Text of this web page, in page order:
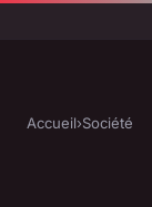
Accueil›Société